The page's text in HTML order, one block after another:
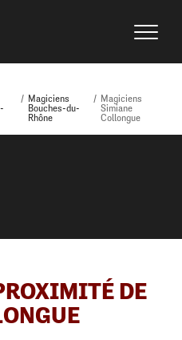
/ Magiciens
Bouches-du-
Rhône
/ Magiciens
Simiane
Collongue
DE